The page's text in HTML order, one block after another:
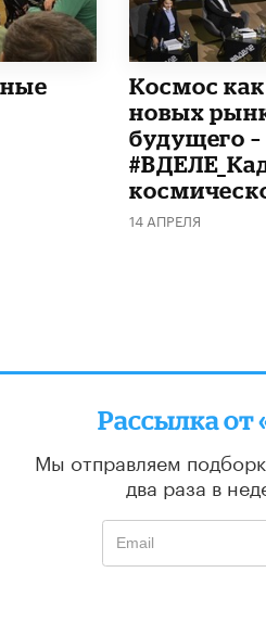
Космос
новых
будущего
14 АПРЕЛЯ
Рассылка от
Мы отправляем
два раза в